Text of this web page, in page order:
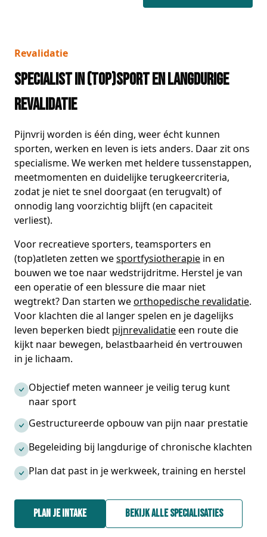
Revalidatie
Specialist in (top)sport en langdurige
revalidatie
Pijnvrij worden is één ding, weer écht kunnen
sporten, werken en leven is iets anders. Daar zit ons
specialisme. We werken met heldere tussenstappen,
meetmomenten en duidelijke terugkeercriteria,
zodat je niet te snel doorgaat (en terugvalt) of
onnodig lang voorzichtig blijft (en capaciteit
verliest).
Voor recreatieve sporters, teamsporters en
(top)atleten zetten wesportfysiotherapie in en
bouwen we toe naar wedstrijdritme. Herstel je van
een operatie of een blessure die maar niet
wegtrekt? Dan starten weorthopedische revalidatie.
Voor klachten die al langer spelen en je dagelijks
leven beperken biedt pijnrevalidatieeen route die
kijkt naar bewegen, belastbaarheid én vertrouwen
in je lichaam.
Objectief meten wanneer je veilig terug kunt
naar sport
Gestructureerde opbouw van pijn naar prestatie
Begeleiding bij langdurige of chronische klachten
Plan dat past in je werkweek, training en herstel
Plan je intake Bekijk alle specialisaties